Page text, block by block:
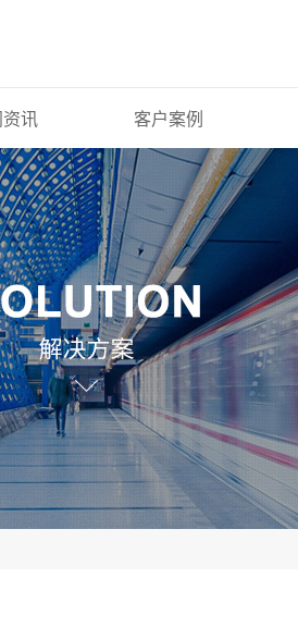
讯 客户案例